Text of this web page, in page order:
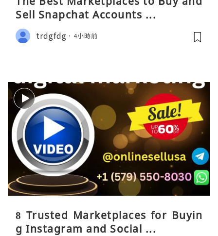
Sell Snapchat Accounts ...
trdgfdg 4小時前
8 Trusted Marketplaces for Buyin
g Instagram and Social ...